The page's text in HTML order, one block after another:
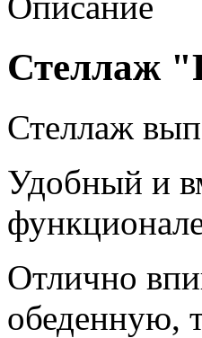
Стеллаж
Стеллаж
Удобный и
Отлично
обеденную,